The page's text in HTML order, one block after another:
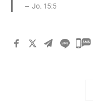
Jo. 15:5